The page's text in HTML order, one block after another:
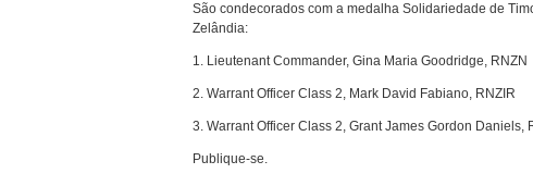
São condecorados com a medalha Solidariedade de
Zelândia:
1. Lieutenant Commander, Gina Maria Goodridge, RNZN
2. Warrant Officer Class 2, Mark David Fabiano, RNZIR
3. Warrant Officer Class 2, Grant James Gordon Daniels,
Publique-se.